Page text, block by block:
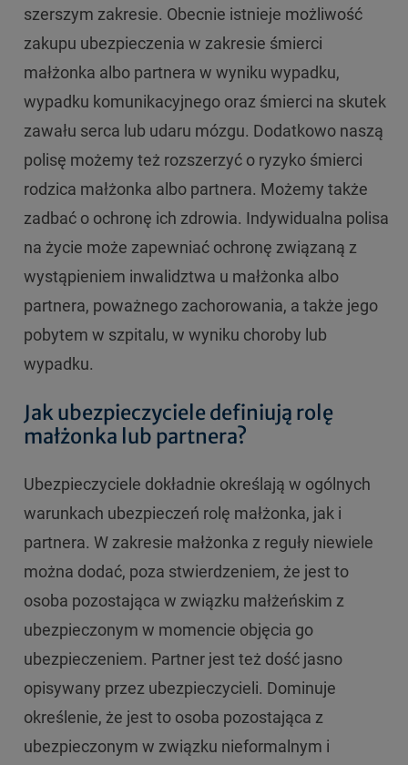
szerszym zakresie. Obecnie istnieje możliwość
zakupu ubezpieczenia w zakresie śmierci
małżonka albo partnera w wyniku wypadku,
wypadku komunikacyjnego oraz śmierci na skutek
zawału serca lub udaru mózgu. Dodatkowo naszą
polisę możemy też rozszerzyć o ryzyko śmierci
rodzica małżonka albo partnera. Możemy także
zadbać o ochronę ich zdrowia. Indywidualna polisa
na życie może zapewniać ochronę związaną z
wystąpieniem inwalidztwa u małżonka albo
partnera, poważnego zachorowania, a także jego
pobytem w szpitalu, w wyniku choroby lub
wypadku.
Jak ubezpieczyciele definiują rolę
małżonka lub partnera?
Ubezpieczyciele dokładnie określają w ogólnych
warunkach ubezpieczeń rolę małżonka, jak i
partnera. W zakresie małżonka z reguły niewiele
można dodać, poza stwierdzeniem, że jest to
osoba pozostająca w związku małżeńskim z
ubezpieczonym w momencie objęcia go
ubezpieczeniem. Partner jest też dość jasno
opisywany przez ubezpieczycieli. Dominuje
określenie, że jest to osoba pozostająca z
ubezpieczonym w związku nieformalnym i